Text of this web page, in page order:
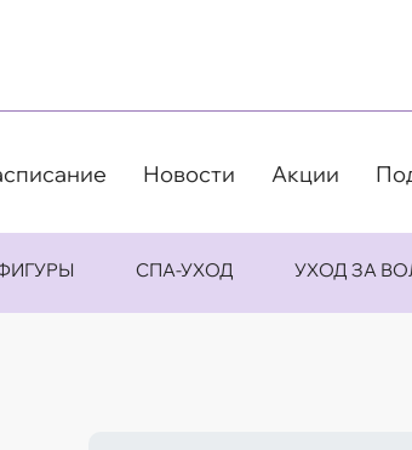
Новости Акции
СПА-УХОД УХОД ЗА